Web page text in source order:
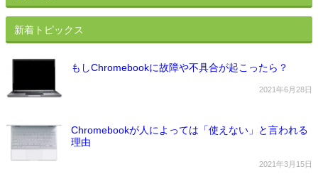
新着トピックス
もしChromebookに故障や不具合が起こったら？
2021年6月28日
Chromebookが人によっては「使えない」と言われる
理由
2021年3月15日